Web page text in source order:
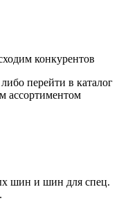
конкурентов
перейти в каталог
ассортиментом
шин и шин для спец.